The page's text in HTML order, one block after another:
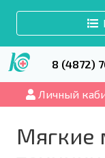
8 (4872)
Личный
Мягкие